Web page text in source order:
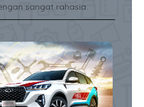
sangat rahasia.